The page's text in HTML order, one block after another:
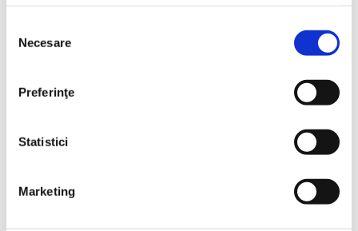
consimțământului
Necesare
Preferinţe
Statistici
Marketing
Lumea noastră orwelliană